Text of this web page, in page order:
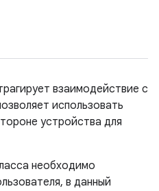
взаимодействие с
использовать
устройства для
необходимо
в данный